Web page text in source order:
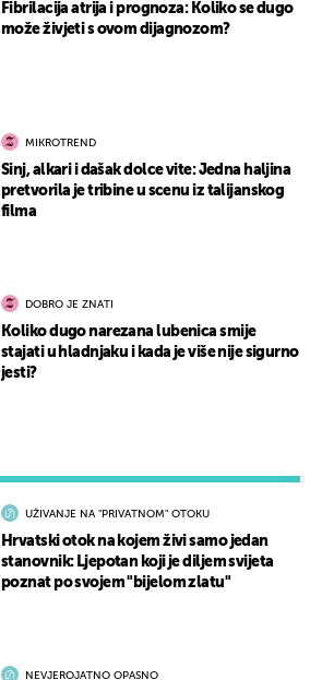
UŽIVANJE NA "PRIVATNOM" OTOKU
Hrvatski otok na kojem živi samo jedan
stanovnik: Ljepotan koji je diljem svijeta
poznat po svojem "bijelom zlatu"
NEVJEROJATNO OPASNO
Fibrilacija atrija i prognoza: Koliko se dugo
može živjeti s ovom dijagnozom?
MIKROTREND
Sinj, alkari i dašak dolce vite: Jedna haljina
pretvorila je tribine u scenu iz talijanskog
filma
DOBRO JE ZNATI
Koliko dugo narezana lubenica smije
stajati u hladnjaku i kada je više nije sigurno
jesti?